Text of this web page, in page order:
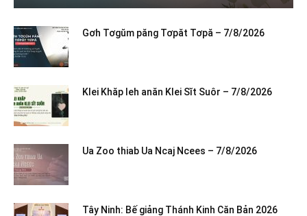
Gơh Tơgŭm păng Tơpăt Tơpă – 7/8/2026
Klei Khăp leh anăn Klei Sĭt Suôr – 7/8/2026
Ua Zoo thiab Ua Ncaj Ncees – 7/8/2026
Tây Ninh: Bế giảng Thánh Kinh Căn Bản 2026